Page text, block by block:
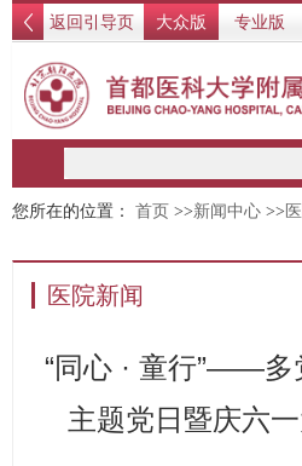
返回引导页 大众版 专业版
您所在的位置： 首页 >>新闻中心 >>
医院新闻
“同心 · 童行”——多
主题党日暨庆六